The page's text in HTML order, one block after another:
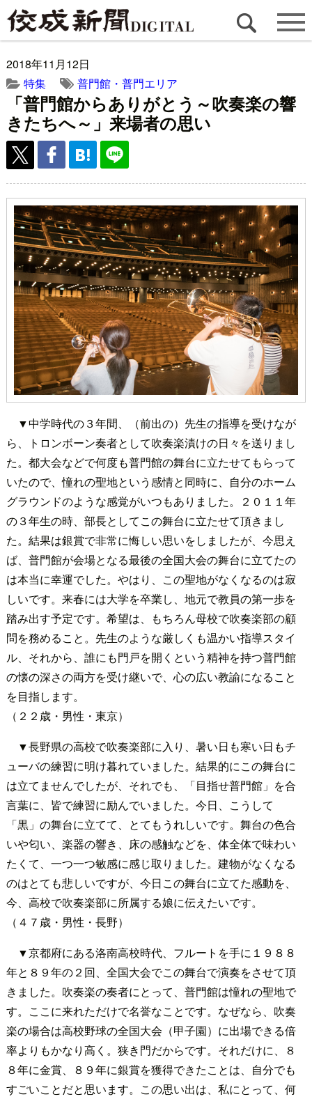
2018年11月12日
特集
普門館・普門エリア
「普門館からありがとう～吹奏楽の響
きたちへ～」来場者の思い
▼中学時代の３年間、（前出の）先生の指導を受けなが
ら、トロンボーン奏者として吹奏楽漬けの日々を送りまし
た。都大会などで何度も普門館の舞台に立たせてもらって
いたので、憧れの聖地という感情と同時に、自分のホーム
グラウンドのような感覚がいつもありました。２０１１年
の３年生の時、部長としてこの舞台に立たせて頂きまし
た。結果は銀賞で非常に悔しい思いをしましたが、今思え
ば、普門館が会場となる最後の全国大会の舞台に立てたの
は本当に幸運でした。やはり、この聖地がなくなるのは寂
しいです。来春には大学を卒業し、地元で教員の第一歩を
踏み出す予定です。希望は、もちろん母校で吹奏楽部の顧
問を務めること。先生のような厳しくも温かい指導スタイ
ル、それから、誰にも門戸を開くという精神を持つ普門館
の懐の深さの両方を受け継いで、心の広い教諭になること
を目指します。
（２２歳・男性・東京）
▼長野県の高校で吹奏楽部に入り、暑い日も寒い日もチ
ューバの練習に明け暮れていました。結果的にこの舞台に
は立てませんでしたが、それでも、「目指せ普門館」を合
言葉に、皆で練習に励んでいました。今日、こうして
「黒」の舞台に立てて、とてもうれしいです。舞台の色合
いや匂い、楽器の響き、床の感触などを、体全体で味わい
たくて、一つ一つ敏感に感じ取りました。建物がなくなる
のはとても悲しいですが、今日この舞台に立てた感動を、
今、高校で吹奏楽部に所属する娘に伝えたいです。
（４７歳・男性・長野）
▼京都府にある洛南高校時代、フルートを手に１９８８
年と８９年の２回、全国大会でこの舞台で演奏をさせて頂
きました。吹奏楽の奏者にとって、普門館は憧れの聖地で
す。ここに来れただけで名誉なことです。なぜなら、吹奏
楽の場合は高校野球の全国大会（甲子園）に出場できる倍
率よりもかなり高く。狭き門だからです。それだけに、８
８年に金賞、８９年に銀賞を獲得できたことは、自分でも
すごいことだと思います。この思い出は、私にとって、何